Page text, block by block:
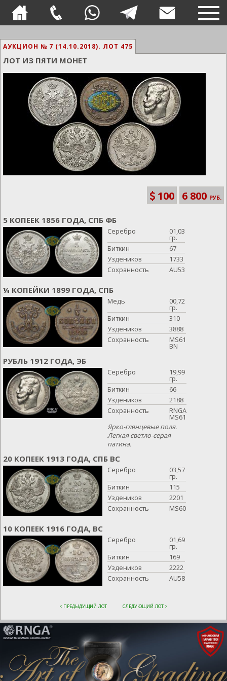
АУКЦИОН № 7 (14.10.2018). ЛОТ 475
ЛОТ ИЗ ПЯТИ МОНЕТ
100 6 800 РУБ.
5 КОПЕЕК 1856 ГОДА, СПБ ФБ
Серебро 01,03
гр.
Биткин
67
Уздеников
1733
Сохранность
AU53
¼ КОПЕЙКИ 1899 ГОДА, СПБ
Медь 00,72
гр.
Биткин
310
Уздеников
3888
Сохранность
MS61
BN
РУБЛЬ 1912 ГОДА, ЭБ
Серебро 19,99
гр.
Биткин
66
Уздеников
2188
Сохранность
RNGA
MS61
Ярко-глянцевые поля.
Легкая светло-серая
патина.
20 КОПЕЕК 1913 ГОДА, СПБ ВС
Серебро 03,57
гр.
Биткин
115
Уздеников
2201
Сохранность
MS60
10 КОПЕЕК 1916 ГОДА, ВС
Серебро 01,69
гр.
Биткин
169
Уздеников
2222
Сохранность
AU58
< ПРЕДЫДУЩИЙ ЛОТ СЛЕДУЮЩИЙ ЛОТ >